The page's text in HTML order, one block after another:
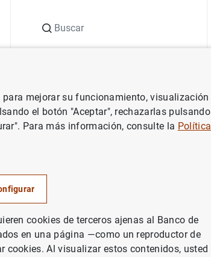
policy and the asset risk-taking channel
taking
mejorar su funcionamiento, visualización
el botón "Aceptar", rechazarlas pulsando
Para más información, consulte la Política
cookies de terceros ajenas al Banco de
en una página —como un reproductor de
cookies. Al visualizar estos contenidos, usted